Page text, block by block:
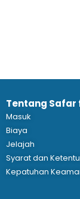
Tentang Safar
Masuk
Biaya
Jelajah
Syarat dan
Kepatuhan